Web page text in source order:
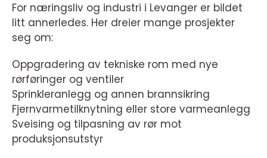
For næringsliv og industri i Levanger er bildet
litt annerledes. Her dreier mange prosjekter
seg om:
Oppgradering av tekniske rom med nye
rørføringer og ventiler
Sprinkleranlegg og annen brannsikring
Fjernvarmetilknytning eller store varmeanlegg
Sveising og tilpasning av rør mot
produksjonsutstyr